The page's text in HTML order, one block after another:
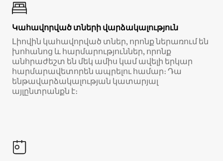
Կահավորված տների վարձակալություն
Լիովին կահավորված տներ, որոնք ներառում են
խոհանոց և հարմարություններ, որոնք
անհրաժեշտ են մեկ ամիս կամ ավելի երկար
հարմարավետորեն ապրելու համար։ Դա
ենթավարձակալության կատարյալ
այլընտրանքն է։